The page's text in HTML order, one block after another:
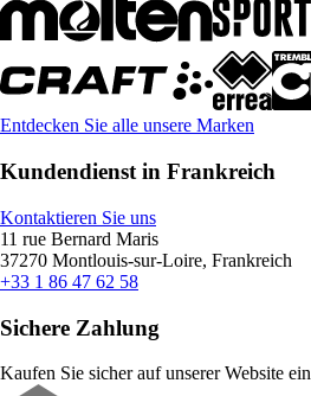
Entdecken Sie alle unsere Marken
Kundendienst in Frankreich
Kontaktieren Sie uns
11 rue Bernard Maris
37270 Montlouis-sur-Loire, Frankreich
+33 1 86 47 62 58
Sichere Zahlung
Kaufen Sie sicher auf unserer Website ein